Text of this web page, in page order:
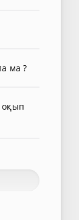
ма ?
оқып